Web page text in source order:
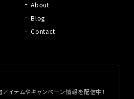
About
Blog
Contact
イテムやキャンペーン情報を配信中！